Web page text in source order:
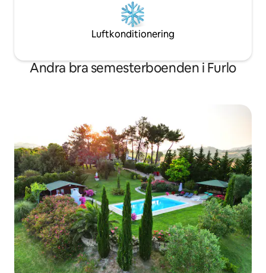
Luftkonditionering
Andra bra semesterboenden i Furlo